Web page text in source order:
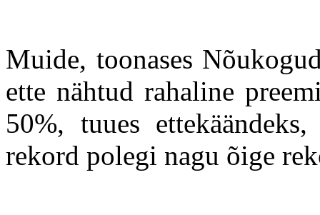
Muide, toonases
ette nähtud rahaline
50%, tuues
rekord polegi nagu õige